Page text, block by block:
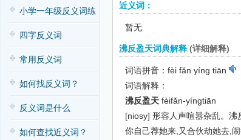
小学一年级反义词练
习
四字反义词
常用反义词
如何找反义词？
反义词是什么
如何查找近义词？
近义词：
暂无
沸反盈天词典解释 (详细解释)
词语拼音：fèi fǎn yíng tiān
词语解释：
沸反盈天 fèifǎn-yíngtiān
[niosy] 形容人声喧嚣杂乱。沸
你自己荐她来,又合伙劫她去,